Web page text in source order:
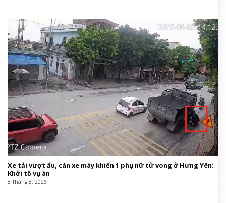
Xe tải vượt ẩu, cán xe máy khiến 1 phụ nữ tử vong ở Hưng Yên:
Khởi tố vụ án
8 Tháng 8, 2026